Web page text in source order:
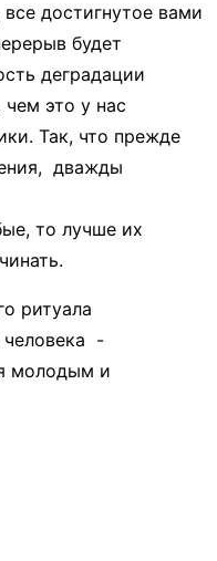
достигнутое вами
будет
деградации
это у нас
Так, что прежде
дважды
то лучше их
ритуала
человека -
молодым и